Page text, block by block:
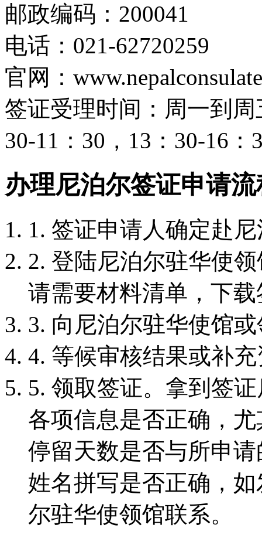
邮政编码：200041
电话：021-62720259
官网：
签证受理时间：周一到
30-11：30，13：30-16：
办理尼泊尔签证申请流
1. 签证申请人确定赴
2. 登陆尼泊尔驻华使
请需要材料清单，下
3. 向尼泊尔驻华使馆
4. 等候审核结果或补
5. 领取签证。拿到签
各项信息是否正确，
停留天数是否与所申
姓名拼写是否正确，
尔驻华使领馆联系。